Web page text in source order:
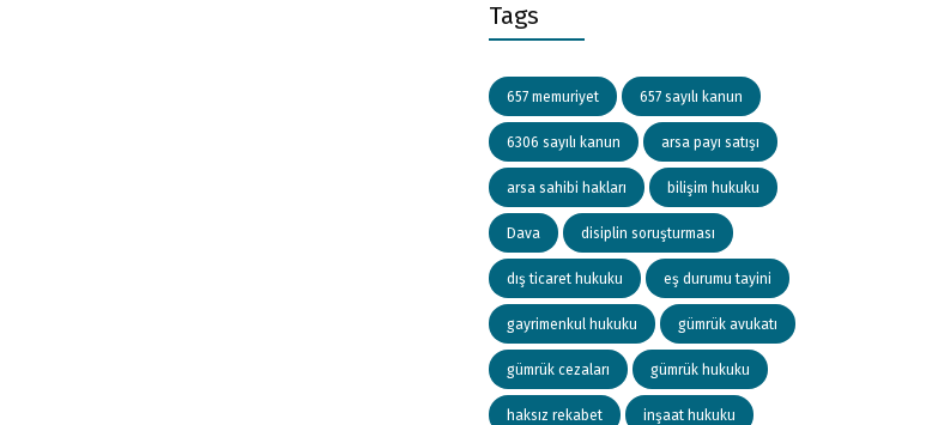
Tags
657 memuriyet 657 sayılı kanun
6306 sayılı kanun arsa payı satışı
arsa sahibi hakları bilişim hukuku
Dava disiplin soruşturması
dış ticaret hukuku eş durumu tayini
gayrimenkul hukuku gümrük avukatı
gümrük cezaları gümrük hukuku
haksız rekabet inşaat hukuku